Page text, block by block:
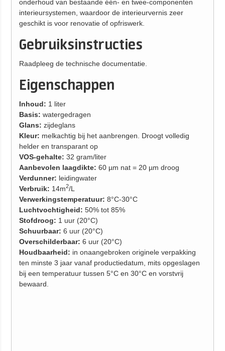
onderhoud van bestaande één- en twee-componenten
interieursystemen, waardoor de interieurvernis zeer
geschikt is voor renovatie of opfriswerk.
Gebruiksinstructies
Raadpleeg de technische documentatie.
Eigenschappen
Inhoud: 1 liter
Basis: watergedragen
Glans: zijdeglans
Kleur: melkachtig bij het aanbrengen. Droogt volledig
helder en transparant op
VOS-gehalte: 32 gram/liter
Aanbevolen laagdikte: 60 µm nat = 20 µm droog
Verdunner: leidingwater
Verbruik: 14m2/L
Verwerkingstemperatuur: 8°C-30°C
Luchtvochtigheid: 50% tot 85%
Stofdroog: 1 uur (20°C)
Schuurbaar: 6 uur (20°C)
Overschilderbaar: 6 uur (20°C)
Houdbaarheid: in onaangebroken originele verpakking
ten minste 3 jaar vanaf productiedatum, mits opgeslagen
bij een temperatuur tussen 5°C en 30°C en vorstvrij
bewaard.